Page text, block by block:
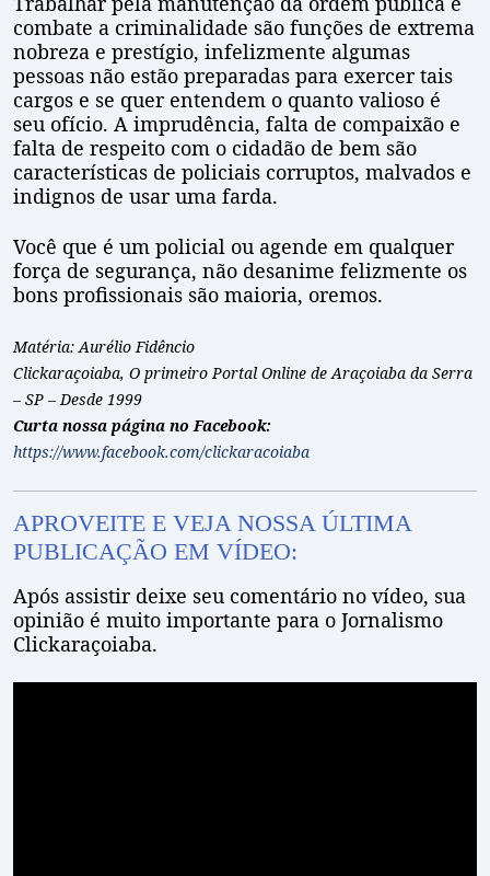
combate a criminalidade são funções de extrema
nobreza e prestígio, infelizmente algumas
pessoas não estão preparadas para exercer tais
cargos e se quer entendem o quanto valioso é
seu ofício. A imprudência, falta de compaixão e
falta de respeito com o cidadão de bem são
características de policiais corruptos, malvados e
indignos de usar uma farda.
Você que é um policial ou agende em qualquer
força de segurança, não desanime felizmente os
bons profissionais são maioria, oremos.
Matéria: Aurélio Fidêncio
Clickaraçoiaba, O primeiro Portal Online de Araçoiaba da Serra
– SP – Desde 1999
Curta nossa página no Facebook:
https://www.facebook.com/clickaracoiaba
APROVEITE E VEJA NOSSA ÚLTIMA
PUBLICAÇÃO EM VÍDEO:
Após assistir deixe seu comentário no vídeo, sua
opinião é muito importante para o Jornalismo
Clickaraçoiaba.